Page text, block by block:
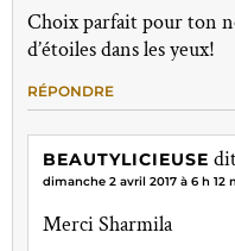
Choix parfait pour ton
d’étoiles dans les yeux!
RÉPONDRE
BEAUTYLICIEUSE
dimanche 2 avril 2017 à 6 h 12
Merci Sharmila